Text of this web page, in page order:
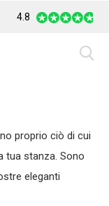
Safe Payment
4.8
proprio ciò di cui
tua stanza. Sono
eleganti